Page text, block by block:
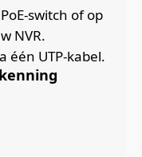
of op
NVR.
UTP‑kabel.